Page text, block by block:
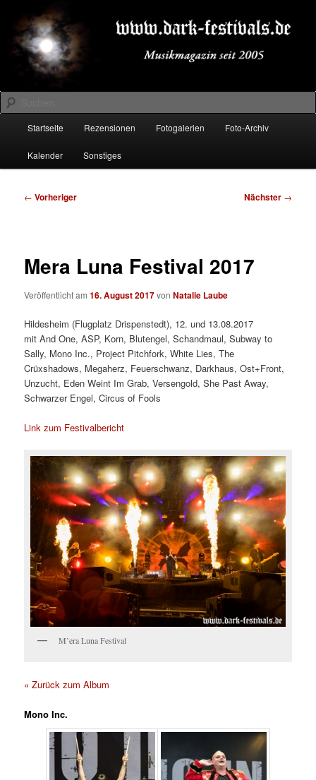
primären
Inhalt
springenDARK-FESTIVALS.DE
Suchen
Startseite Rezensionen Fotogalerien Foto-Archiv
Kalender Sonstiges
Beitragsnavigation
← Vorheriger Nächster →
Mera Luna Festival 2017
Veröffentlicht am16. August 2017vonNatalie Laube
Hildesheim (Flugplatz Drispenstedt), 12. und 13.08.2017
mit And One, ASP, Korn, Blutengel, Schandmaul, Subway to
Sally, Mono Inc., Project Pitchfork, White Lies, The
Crüxshadows, Megaherz, Feuerschwanz, Darkhaus, Ost+Front,
Unzucht, Eden Weint Im Grab, Versengold, She Past Away,
Schwarzer Engel, Circus of Fools
Link zum Festivalbericht
M’era Luna Festival
« Zurück zum Album
Mono Inc.